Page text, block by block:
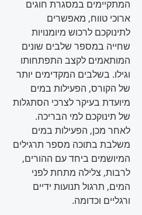
המתקיימים במסגרת חוגים
ארוכי טווח, מאפשרים
לתינוקכם לרכוש מיומנויות
שחייה במספר שלבים שונים
המותאמים לקצב התפתחותו
וגילו. בשלבים המקדימים יותר
של הקורס, הפעילות במים
מיועדת בעיקר לצרכי הסתגלות
של תינוקכם למי הבריכה.
לאחר מכן, הפעילות במים
משלבת בתוכה מספר תרגילים
המיושמים ביחד עם ההורים,
לרבות, צלילה מתחת לפני
המים, תרגול תנועות ידיים
ורגליים וכדומה.